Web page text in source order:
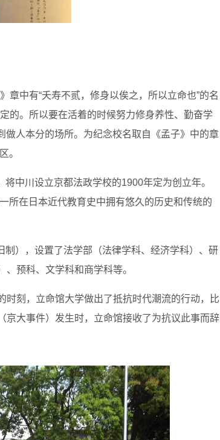
章中有“夭寿不贰，修身以俟之，所以立命也”的名
的。所以要在活着的时候努力修身养性、勤奋学
做人本分的场所。为纪念校名取自《孟子》中的章
。
中川设立京都法政学校的1900年定为创立年。
所在日本近代教育史中拥有悠久的历史和传统的
制），设置了法学部（法律学科、经济学科）、研
预科、文学科和商学科等。
刻，立命馆大学做出了抵抗时代潮流的行动，比
大事件）发生时，立命馆接收了为抗议此事而辞